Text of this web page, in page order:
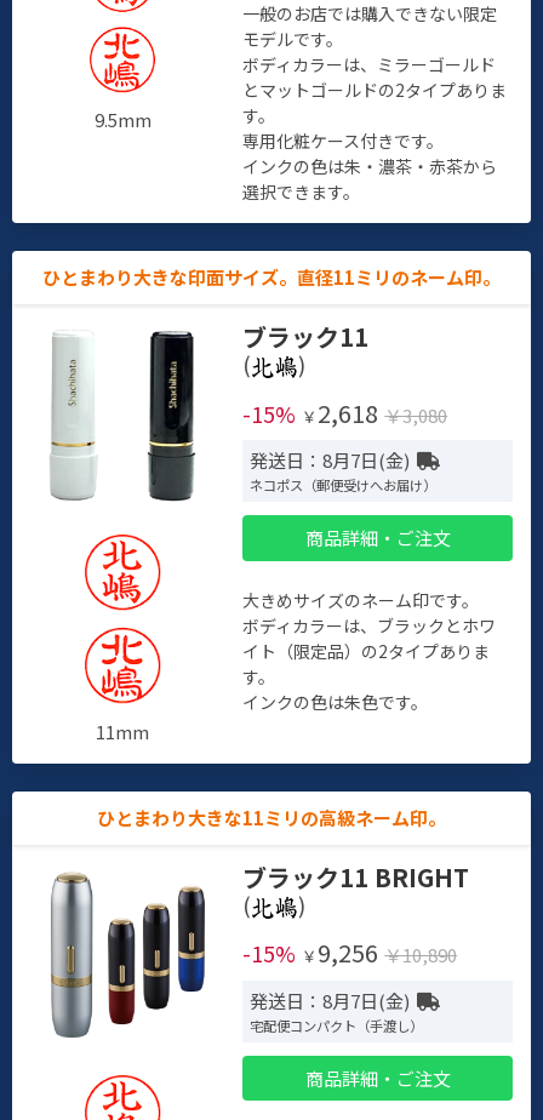
9.5mm
一般のお店では購入できない限定
モデルです。
ボディカラーは、ミラーゴールド
とマットゴールドの2タイプありま
す。
専用化粧ケース付きです。
インクの色は朱・濃茶・赤茶から
選択できます。
ひとまわり大きな印面サイズ。直径11ミリのネーム印。
11mm
ブラック11
(
)
-15% ￥ 2,618 ￥3,080
発送日：8月7日(金)
ネコポス（郵便受けへお届け）
商品詳細・ご注文
大きめサイズのネーム印です。
ボディカラーは、ブラックとホワ
イト（限定品）の2タイプありま
す。
インクの色は朱色です。
ひとまわり大きな11ミリの高級ネーム印。
ブラック11 BRIGHT
(
)
-15% ￥ 9,256 ￥10,890
発送日：8月7日(金)
宅配便コンパクト（手渡し）
商品詳細・ご注文